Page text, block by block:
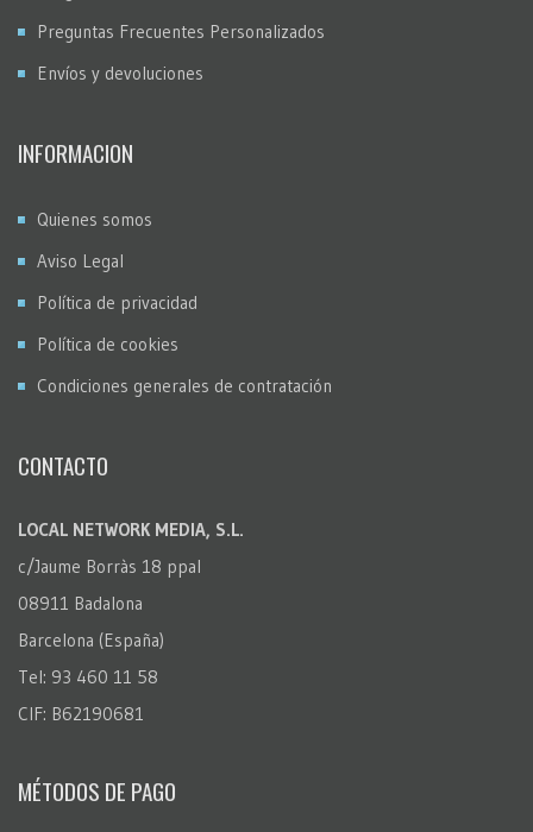
Preguntas Frecuentes Personalizados
Envíos y devoluciones
INFORMACION
Quienes somos
Aviso Legal
Política de privacidad
Política de cookies
Condiciones generales de contratación
CONTACTO
LOCAL NETWORK MEDIA, S.L.
c/Jaume Borràs 18 ppal
08911 Badalona
Barcelona (España)
Tel: 93 460 11 58
CIF: B62190681
MÉTODOS DE PAGO